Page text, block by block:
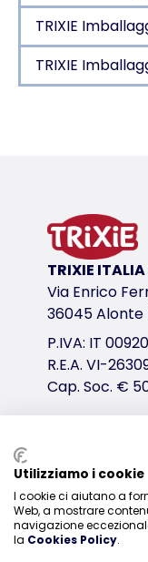
TRIXIE
TRIXIE
porte con 2
prodotto
fondo in
in metallo,
cuscini
variante di
variante di
Taglia
Misure
Colore
nero
TRIXIE ITALIA
Via Enrico
36045 Alonte
P.IVA: IT
R.E.A. VI-
Cap. Soc. €
Distribuzione
0444-
Utilizziamo i cookie
I cookie ci aiutano a
Web, a mostrare
navigazione
la Cookies Policy.